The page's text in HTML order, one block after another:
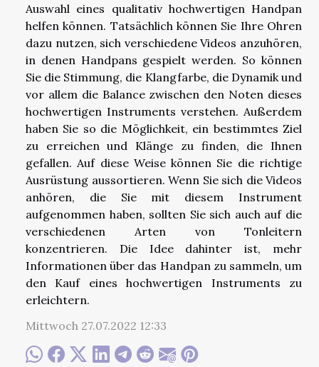
Auswahl eines qualitativ hochwertigen Handpan
helfen können. Tatsächlich können Sie Ihre Ohren
dazu nutzen, sich verschiedene Videos anzuhören,
in denen Handpans gespielt werden. So können
Sie die Stimmung, die Klangfarbe, die Dynamik und
vor allem die Balance zwischen den Noten dieses
hochwertigen Instruments verstehen. Außerdem
haben Sie so die Möglichkeit, ein bestimmtes Ziel
zu erreichen und Klänge zu finden, die Ihnen
gefallen. Auf diese Weise können Sie die richtige
Ausrüstung aussortieren. Wenn Sie sich die Videos
anhören, die Sie mit diesem Instrument
aufgenommen haben, sollten Sie sich auch auf die
verschiedenen Arten von Tonleitern
konzentrieren. Die Idee dahinter ist, mehr
Informationen über das Handpan zu sammeln, um
den Kauf eines hochwertigen Instruments zu
erleichtern.
Mittwoch 27.07.2022 12:33